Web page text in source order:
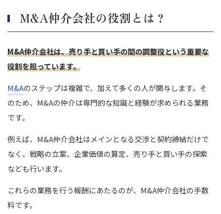
M&A仲介会社の役割とは？
M&A仲介会社は、売り手と買い手の間の調整役という重要な
役割を担っています。
M&Aのステップは複雑で、加えて多くの人が関与します。そ
のため、M&Aの仲介は専門的な知識と経験が求められる業務
です。
例えば、M&A仲介会社はメインとなる交渉と契約締結だけで
なく、戦略の立案、企業価値の算定、売り手と買い手の探索
なども行います。
これらの業務を行う報酬にあたるのが、M&A仲介会社の手数
料です。